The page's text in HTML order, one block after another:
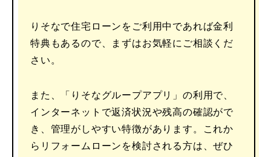
りそなで住宅ローンをご利用中であれば金利
特典もあるので、まずはお気軽にご相談くだ
さい。
また、「りそなグループアプリ」の利用で、
インターネットで返済状況や残高の確認がで
き、管理がしやすい特徴があります。これか
らリフォームローンを検討される方は、ぜひ